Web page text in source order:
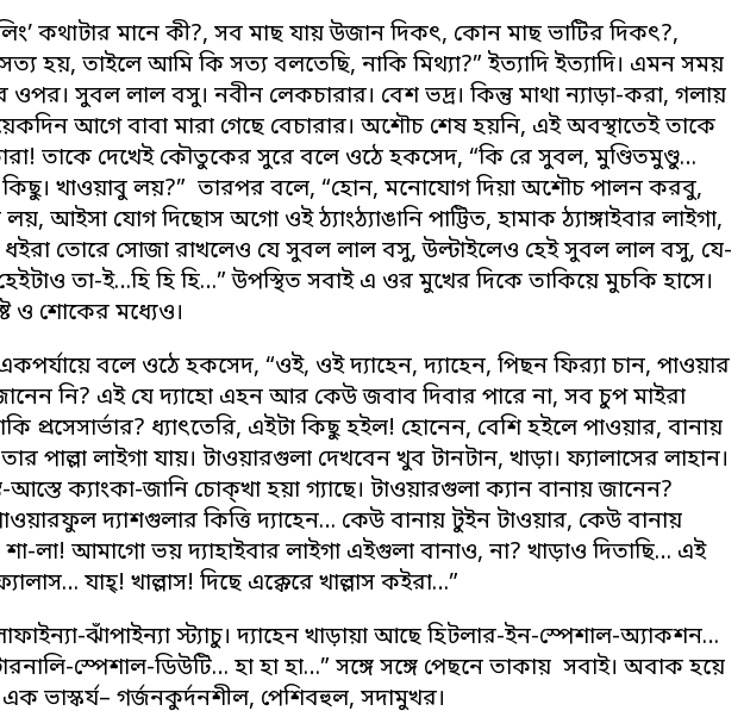
কথাটার মানে কী?, সব মাছ যায় উজান দিকৎ, কোন মাছ ভাটির দিকৎ?,
হয়, তাইলে আমি কি সত্য বলতেছি, নাকি মিথ্যা?” ইত্যাদি ইত্যাদি। এমন সময়
সুবল লাল বসু। নবীন লেকচারার। বেশ ভদ্র। কিন্তু মাথা ন্যাড়া-করা, গলায়
আগে বাবা মারা গেছে বেচারার। অশৌচ শেষ হয়নি, এই অবস্থাতেই তাকে
তাকে দেখেই কৌতুকের সুরে বলে ওঠে হকসেদ, “কি রে সুবল, মুণ্ডিতমুণ্ডু…
খাওয়াবু লয়?” তারপর বলে, “হোন, মনোযোগ দিয়া অশৌচ পালন করবু,
যোগ দিছোস অগো ওই ঠ্যাংঠ্যাঙানি পাট্টিত, হামাক ঠ্যাঙ্গাইবার লাইগা,
তোরে সোজা রাখলেও যে সুবল লাল বসু, উল্টাইলেও হেই সুবল লাল বসু, যে-
তা-ই…হি হি হি…” উপস্থিত সবাই এ ওর মুখের দিকে তাকিয়ে মুচকি হাসে।
ও শোকের মধ্যেও।
বলে ওঠে হকসেদ, “ওই, ওই দ্যাহেন, দ্যাহেন, পিছন ফির‌্যা চান, পাওয়ার
নি? এই যে দ্যাহো এহন আর কেউ জবাব দিবার পারে না, সব চুপ মাইরা
প্রসেসার্ভার? ধ্যাৎতেরি, এইটা কিছু হইল! হোনেন, বেশি হইলে পাওয়ার, বানায়
পাল্লা লাইগা যায়। টাওয়ারগুলা দেখবেন খুব টানটান, খাড়া। ফ্যালাসের লাহান।
ক্যাংকা-জানি চোক্খা হয়া গ্যাছে। টাওয়ারগুলা ক্যান বানায় জানেন?
দ্যাশগুলার কিত্তি দ্যাহেন… কেউ বানায় টুইন টাওয়ার, কেউ বানায়
লা! আমাগো ভয় দ্যাহাইবার লাইগা এইগুলা বানাও, না? খাড়াও দিতাছি… এই
যাহ্! খাল্লাস! দিছে এক্কেরে খাল্লাস কইরা…”
ঝাঁপাইন্যা স্ট্যাচু। দ্যাহেন খাড়ায়া আছে হিটলার-ইন-স্পেশাল-অ্যাকশন…
স্পেশাল-ডিউটি… হা হা হা…” সঙ্গে সঙ্গে পেছনে তাকায় সবাই। অবাক হয়ে
ভাস্কর্য– গর্জনকুর্দনশীল, পেশিবহুল, সদামুখর।